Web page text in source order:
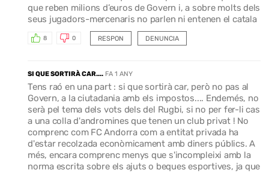
que reben milions d’euros de Govern i, a sobre molts dels
seus jugadors-mercenaris no parlen ni entenen el catala
RESPON
8 0 DENUNCIA
SI QUE SORTIRÀ CAR.... FA 1 ANY
Tens raó en una part : si que sortirà car, però no pas al
Govern, a la ciutadania amb els impostos.... Endemés, no
serà pel tema dels vots dels del Rugbi, si no per fer-li cas
a una colla d'andromines que tenen un club privat ! No
comprenc com FC Andorra com a entitat privada ha
d'estar recolzada econòmicament amb diners públics. A
més, encara comprenc menys que s'incompleixi amb la
norma escrita sobre els ajuts o beques esportives, ja que